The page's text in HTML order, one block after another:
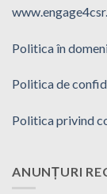
Politica în
Politica de
Politica privind
ANUNȚURI